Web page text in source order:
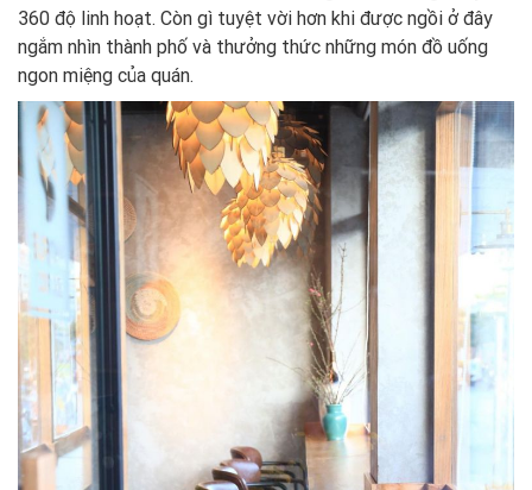
360 độ linh hoạt. Còn gì tuyệt vời hơn khi được ngồi ở đây
ngắm nhìn thành phố và thưởng thức những món đồ uống
ngon miệng của quán.